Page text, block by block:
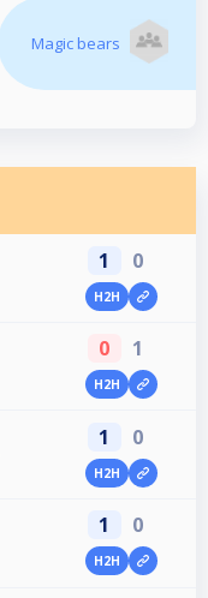
Magic bears
1 0
H2H
0 1
H2H
1 0
H2H
1 0
H2H